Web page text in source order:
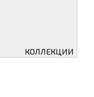
КОЛЛЕКЦИИ